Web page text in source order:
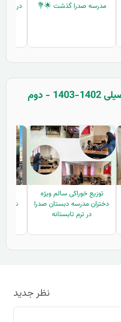
مدرسه صدرا گذشت 🌟💐
در
📚 یاد ایام - سال تحصیلی 1402-1403 - دوم
توزیع خوراکی سالم ویژه
دختران مدرسه دبستان صدرا
در ترم تابستانه
شروع
نظر جدید